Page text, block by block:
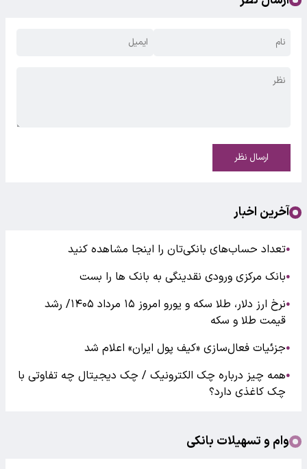
ارسال نظر
آخرین اخبار
●تعداد حساب‌های بانکی‌تان را اینجا مشاهده کنید
●بانک مرکزی ورودی نقدینگی به بانک ها را بست
●
نرخ ارز دلار، طلا سکه و یورو امروز ۱۵ مرداد ۱۴۰۵/ رشد
قیمت طلا و سکه
●جزئیات فعال‌سازی «کیف پول ایران» اعلام شد
●همه چیز درباره چک الکترونیک / چک دیجیتال چه تفاوتی با
چک کاغذی دارد؟
وام و تسهیلات بانکی